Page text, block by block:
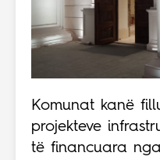
Komunat kanë
projekteve
të financuara